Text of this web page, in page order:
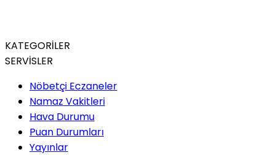
KATEGORİLER
SERVİSLER
Nöbetçi Eczaneler
Namaz Vakitleri
Hava Durumu
Puan Durumları
Yayınlar